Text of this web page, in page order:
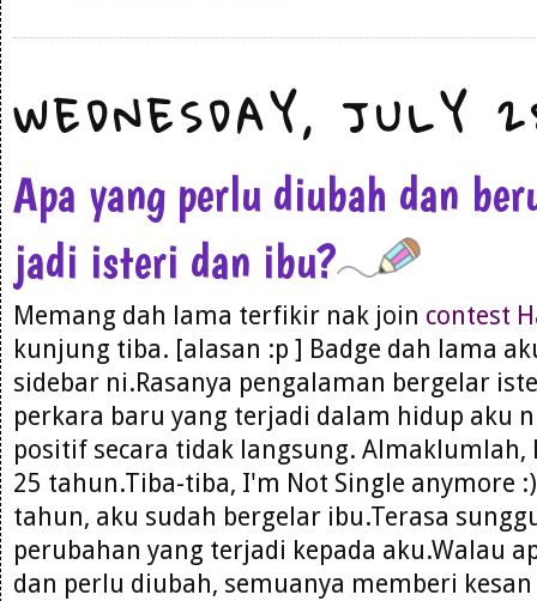
WEDNESDAY, JULY
Apa yang perlu diubah dan
jadi isteri dan ibu?
Memang dah lama terfikir nak join contest
kunjung tiba. [alasan :p ] Badge dah lama
sidebar ni.Rasanya pengalaman bergelar
perkara baru yang terjadi dalam hidup aku
positif secara tidak langsung. Almaklumlah,
25 tahun.Tiba-tiba, I'm Not Single anymore
tahun, aku sudah bergelar ibu.Terasa
perubahan yang terjadi kepada aku.Walau
dan perlu diubah, semuanya memberi